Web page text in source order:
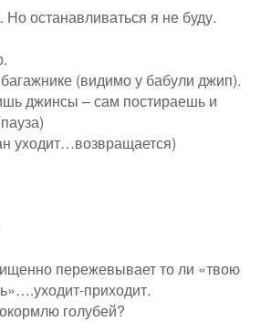
останавливаться я не буду.
(видимо у бабули джип).
джинсы – сам постираешь и
уходит…возвращается)
пережевывает то ли «твою
приходит.
голубей?